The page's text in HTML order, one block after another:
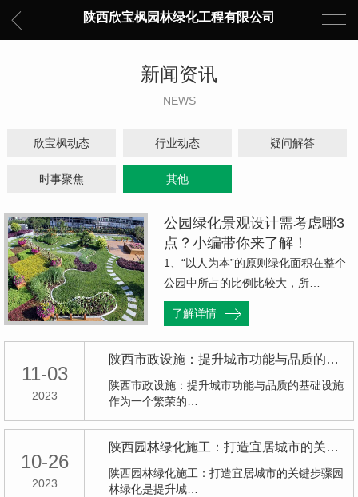
陕西欣宝枫园林绿化工程有限公司
新闻资讯
NEWS
欣宝枫动态 行业动态 疑问解答
时事聚焦 其他
公园绿化景观设计需考虑哪3
点？小编带你来了解！
1、“以人为本”的原则绿化面积在整个
公园中所占的比例比较大，所…
了解详情
11-03
2023
陕西市政设施：提升城市功能与品质的基础设施
陕西市政设施：提升城市功能与品质的基础设施
作为一个繁荣的…
10-26
2023
陕西园林绿化施工：打造宜居城市的关键步骤
陕西园林绿化施工：打造宜居城市的关键步骤园
林绿化是提升城…